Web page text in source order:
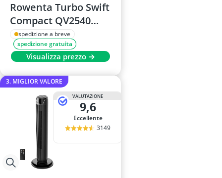
Rowenta Turbo Swift
Compact QV2540
Ventilatore da
Tavolo
spedizione a breve
spedizione gratuita
Visualizza prezzo →
3. MIGLIOR VALORE
VALUTAZIONE
9,6
Eccellente
3149